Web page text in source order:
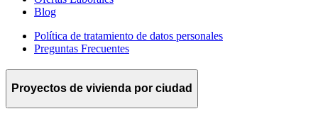
Blog
Política de tratamiento de datos personales
Preguntas Frecuentes
Proyectos de vivienda por ciudad